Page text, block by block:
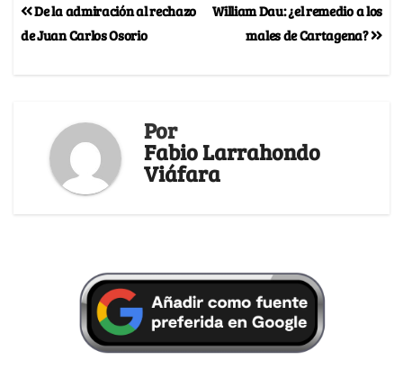
William Dau: ¿el remedio a los
males de Cartagena?
De la admiración al rechazo
de Juan Carlos Osorio
Por
Fabio Larrahondo
Viáfara